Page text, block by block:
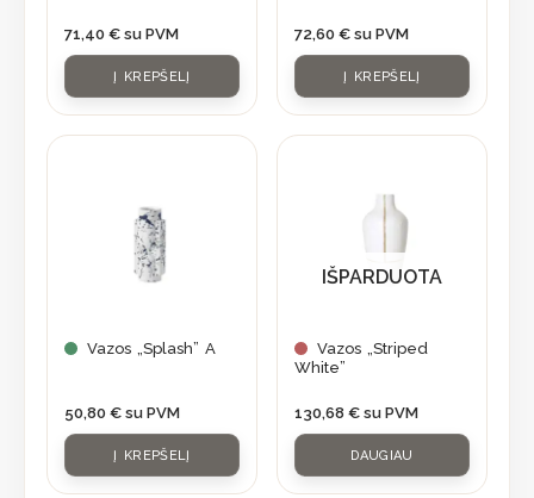
71,40 € su PVM
Į KREPŠELĮ
72,60 € su PVM
Į KREPŠELĮ
Vazos „Splash” A
50,80 € su PVM
Į KREPŠELĮ
IŠPARDUOTA
Vazos „Striped
White”
130,68 € su PVM
DAUGIAU